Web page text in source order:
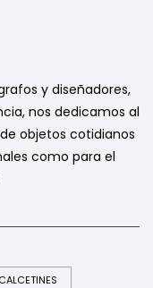
y diseñadores,
nos dedicamos al
objetos cotidianos
como para el
CALCETINES